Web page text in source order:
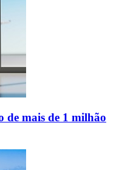
mais de 1 milhão